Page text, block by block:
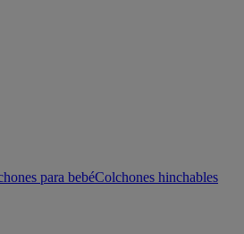
para bebéColchones hinchables